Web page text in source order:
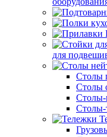
для
Столы
Столы
Столы-